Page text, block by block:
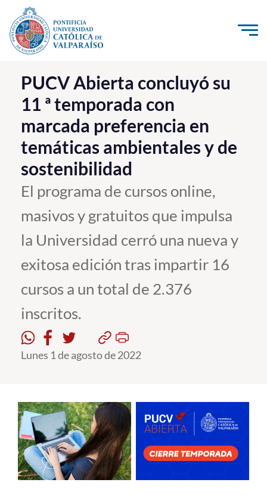
Click acá para ir directamente al contenido
La Universidad
Investigación, Creación e Innovación
PUCV Internacional
Vinculación con el Medio
Admisión
Pregrado
Postgrado
Formación Continua
Académicos
Funcionarios
English
PUCV Abierta concluyó su
11 ª temporada con
marcada preferencia en
temáticas ambientales y de
sostenibilidad
El programa de cursos online,
masivos y gratuitos que impulsa
la Universidad cerró una nueva y
exitosa edición tras impartir 16
cursos a un total de 2.376
inscritos.
Lunes 1 de agosto de 2022